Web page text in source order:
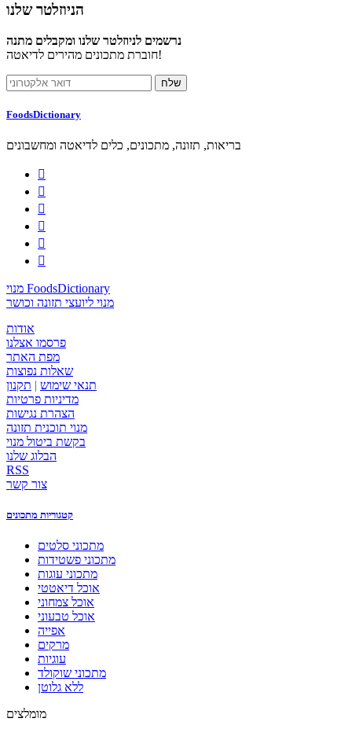
הניוזלטר שלנו
נרשמים לניוזלטר שלנו ומקבלים מתנה
חוברת מתכונים מהירים לדיאטה!
FoodsDictionary
בריאות, תזונה, מתכונים, כלים לדיאטה ומחשבונים






מנוי FoodsDictionary
מנוי ליועצי תזונה וכושר
אודות
פרסמו אצלנו
מפת האתר
שאלות נפוצות
תנאי שימוש | תקנון
מדיניות פרטיות
הצהרת נגישות
מנוי תוכנית תזונה
בקשת ביטול מנוי
הבלוג שלנו
RSS
צור קשר
קטגוריות מתכונים
מתכוני סלטים
מתכוני פשטידות
מתכוני עוגות
אוכל דיאטטי
אוכל צמחוני
אוכל טבעוני
אפייה
מרקים
עוגיות
מתכוני שוקולד
ללא גלוטן
מומלצים